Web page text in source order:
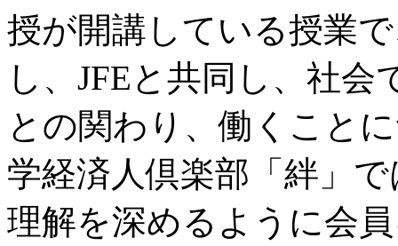
授が開講している授業
し、JFEと共同し、社
との関わり、働くこと
学経済人倶楽部「絆」
理解を深めるように会